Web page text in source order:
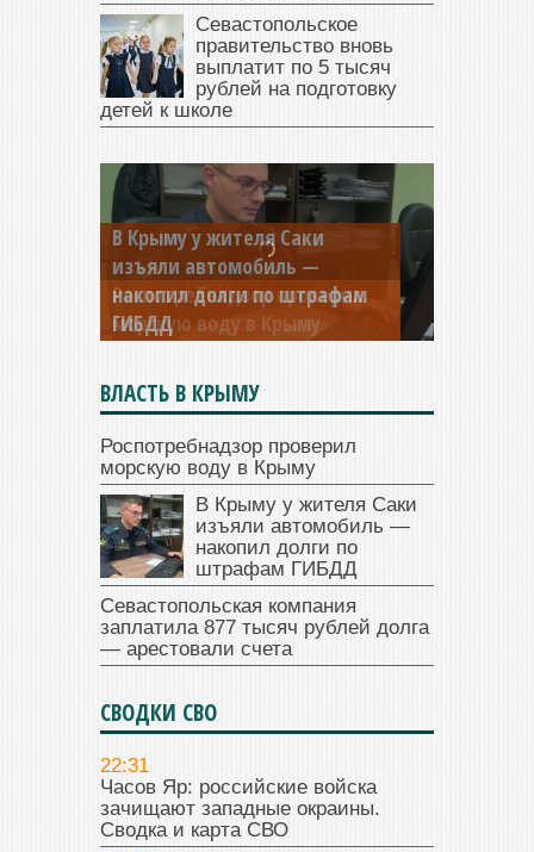
Севастопольское
правительство вновь
выплатит по 5 тысяч
рублей на подготовку
детей к школе
В Крыму у жителя Саки
изъяли автомобиль —
накопил долги по штрафам
ГИБДД
ВЛАСТЬ В КРЫМУ
Роспотребнадзор проверил
морскую воду в Крыму
В Крыму у жителя Саки
изъяли автомобиль —
накопил долги по
штрафам ГИБДД
Севастопольская компания
заплатила 877 тысяч рублей долга
— арестовали счета
СВОДКИ СВО
22:31
Часов Яр: российские войска
зачищают западные окраины.
Сводка и карта СВО